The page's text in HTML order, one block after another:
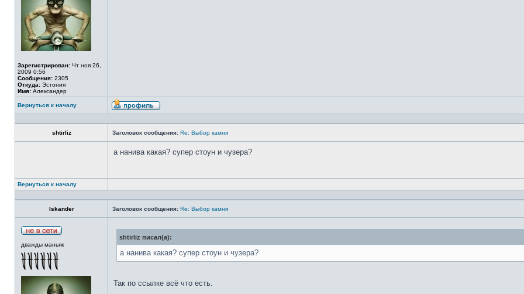
Зарегистрирован: Чт ноя 26,
2009 0:56
Сообщения: 2305
Откуда: Эстония
Имя: Александер
Вернуться к началу
shtirliz Заголовок сообщения: Re: Выбор камня
а нанива какая? супер стоун и чузера?
Вернуться к началу
Iskander Заголовок сообщения: Re: Выбор камня
дважды маньяк
shtirliz писал(а):
а нанива какая? супер стоун и чузера?
Так по ссылке всё что есть.